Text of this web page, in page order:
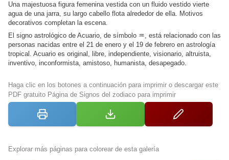
Una majestuosa figura femenina vestida con un fluido vestido vierte
agua de una jarra, su largo cabello flota alrededor de ella. Motivos
decorativos completan la escena.
El signo astrológico de Acuario, de símbolo ♒︎, está relacionado con las
personas nacidas entre el 21 de enero y el 19 de febrero en astrología
tropical. Acuario es original, libre, independiente, visionario, altruista,
inventivo, inconformista, amistoso, humanista, desapegado.
Haga clic en los botones a continuación para imprimir o descargar este
PDF gratuito Página de Signos del zodiaco para imprimir
Explorar más páginas para colorear de esta galería